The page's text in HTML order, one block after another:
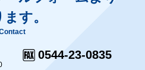
す。
0544-23-0835